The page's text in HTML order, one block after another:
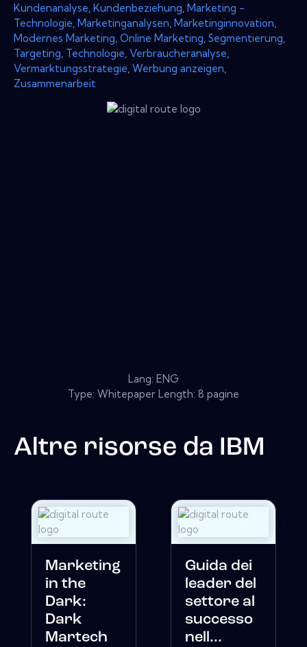
Kundenanalyse Kundenbeziehung Marketing -
Technologie Marketinganalysen Marketinginnovation
Modernes Marketing Online Marketing Segmentierung
Targeting Technologie Verbraucheranalyse
Vermarktungsstrategie Werbung anzeigen
Zusammenarbeit
Lang: ENG
Type: Whitepaper Length: 8 pagine
Altre risorse da IBM
Marketing
in the
Dark:
Dark
Martech
Guida dei
leader del
settore al
successo
nell...